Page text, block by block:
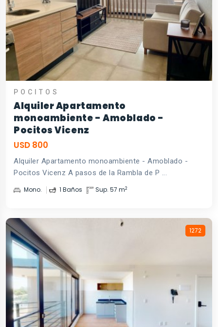
POCITOS
Alquiler Apartamento
monoambiente - Amoblado -
Pocitos Vicenz
USD 800
Alquiler Apartamento monoambiente - Amoblado -
Pocitos Vicenz A pasos de la Rambla de P ...
Mono. 1 Baños Sup. 57 m2
1272